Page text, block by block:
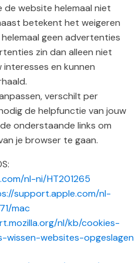
de website helemaal niet
betekent het weigeren
geen advertenties
zin dan alleen niet
en kunnen
verschilt per
de helpfunctie van jouw
onderstaande links om
je browser te gaan.
nl-ni/HT201265
support.apple.com/nl-
mac
nl/kb/cookies-
wissen-websites-opgeslagen